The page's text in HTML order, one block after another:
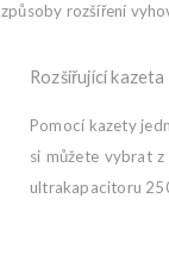
způsoby rozšíření
Rozšiřující kazeta
Pomocí kazety
si můžete vybrat
ultrakapacitoru